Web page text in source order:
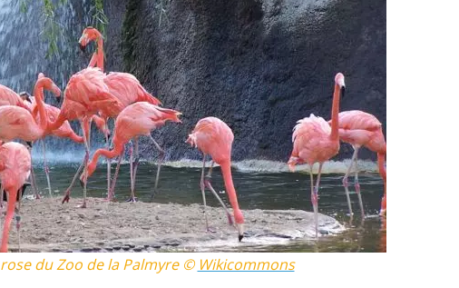
du Zoo de la Palmyre © Wikicommons